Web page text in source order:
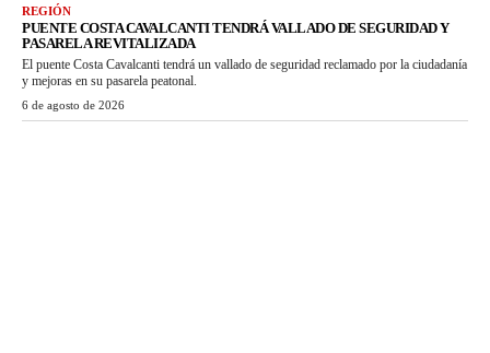
REGIÓN
PUENTE COSTA CAVALCANTI TENDRÁ VALLADO DE SEGURIDAD Y
PASARELA REVITALIZADA
El puente Costa Cavalcanti tendrá un vallado de seguridad reclamado por la ciudadanía
y mejoras en su pasarela peatonal.
6 de agosto de 2026